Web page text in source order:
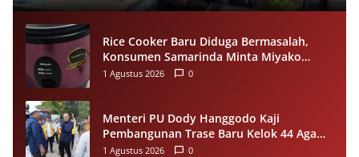
Rice Cooker Baru Diduga Bermasalah,
Konsumen Samarinda Minta Miyako
Lakukan Evaluasi
1 Agustus 2026 0
Menteri PU Dody Hanggodo Kaji
Pembangunan Trase Baru Kelok 44 Agam
Usai Longsor, Utamakan Keselamatan
1 Agustus 2026 0